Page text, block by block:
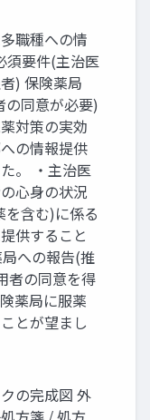
職種への情
須要件(主治医
) 保険薬局
同意が必要)
対策の実効
の情報提供
。 ・主治医
心身の状況
を含む)に係る
供すること
への報告(推
者の同意を得
薬局に服薬
とが望まし
の完成図 外